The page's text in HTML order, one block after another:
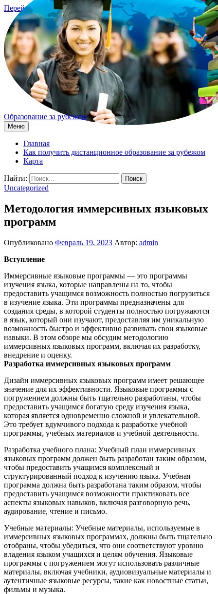
Перейти к содержимому
Образование за рубежом
Меню
Главная
Как получить дистанционное образование за рубежом
Карта
Найти:
Uncategorized
Методология иммерсивных языковых
программ
Опубликовано Февраль 19, 2023 Автор: admin
Вступление
Иммерсивные языковые программы — это программы
изучения языка, которые направлены на то, чтобы
предоставить учащимся возможность полностью погрузиться
в изучение языка. Эти программы предназначены для
создания среды, в которой студенты полностью погружаются
в язык, который они изучают, предоставляя им уникальную
возможность быстро и эффективно развивать свои языковые
навыки. В этом обзоре мы обсудим методологию
иммерсивных языковых программ, включая их разработку,
внедрение и оценку.
Разработка иммерсивных языковых программ
Дизайн иммерсивных языковых программ имеет решающее
значение для их эффективности. Языковые программы с
погружением должны быть тщательно разработаны, чтобы
предоставить учащимся богатую среду изучения языка,
которая является одновременно сложной и увлекательной.
Это требует вдумчивого подхода к разработке учебной
программы, учебных материалов и учебной деятельности.
Разработка учебного плана: Учебный план иммерсивных
языковых программ должен быть разработан таким образом,
чтобы предоставить учащимся комплексный и
структурированный подход к изучению языка. Учебная
программа должна быть разработана таким образом, чтобы
предоставить учащимся возможности практиковать все
аспекты языковых навыков, включая разговорную речь,
аудирование, чтение и письмо.
Учебные материалы: Учебные материалы, используемые в
иммерсивных языковых программах, должны быть тщательно
отобраны, чтобы убедиться, что они соответствуют уровню
владения языком учащихся и целям обучения. Языковые
программы с погружением могут использовать различные
материалы, включая учебники, аудиовизуальные материалы и
аутентичные языковые ресурсы, такие как новостные статьи,
фильмы и музыка.